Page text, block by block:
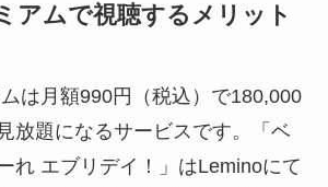
アムで視聴するメリット
は月額990円（税込）で180,000
放題になるサービスです。「ベ
れ エブリデイ！」はLeminoにて